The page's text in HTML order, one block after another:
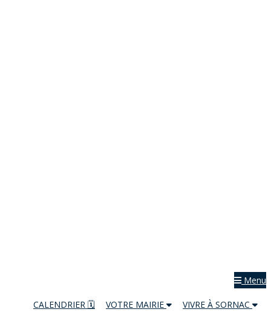
Menu
CALENDRIER 🗓 VOTRE MAIRIE VIVRE À SORNAC